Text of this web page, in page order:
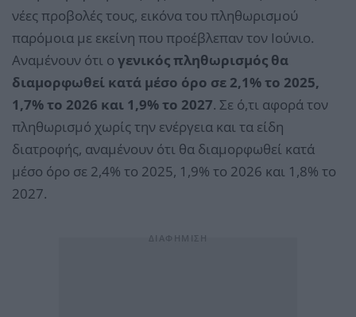
νέες προβολές τους, εικόνα του πληθωρισμού
παρόμοια με εκείνη που προέβλεπαν τον Ιούνιο.
Αναμένουν ότι ο γενικός πληθωρισμός θα
διαμορφωθεί κατά μέσο όρο σε 2,1% το 2025,
1,7% το 2026 και 1,9% το 2027. Σε ό,τι αφορά τον
πληθωρισμό χωρίς την ενέργεια και τα είδη
διατροφής, αναμένουν ότι θα διαμορφωθεί κατά
μέσο όρο σε 2,4% το 2025, 1,9% το 2026 και 1,8% το
2027.